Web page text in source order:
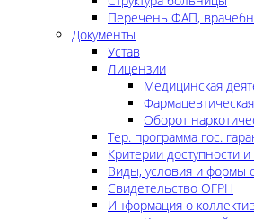
Перечень ФАП,
Документы
Устав
Лицензии
Медицинская
Оборот
Тер. программа гос.
Критерии доступности и
Виды, условия и формы
Свидетельство ОГРН
Информация о